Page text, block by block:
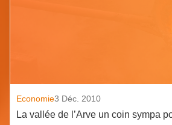
Economie3 Déc. 2010
La vallée de l’Arve un coin sympa